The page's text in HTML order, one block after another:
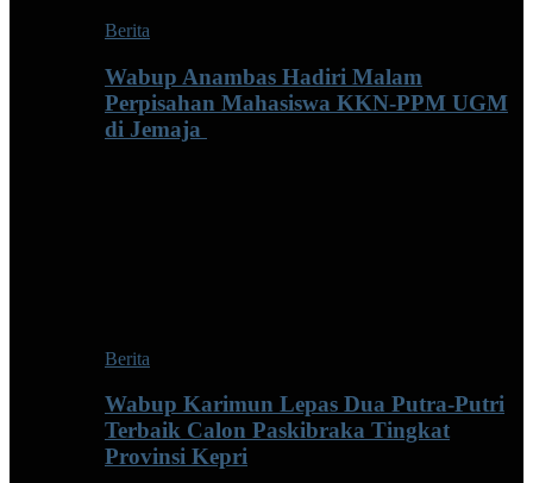
Berita
Wabup Anambas Hadiri Malam
Perpisahan Mahasiswa KKN-PPM UGM
di Jemaja ‎
Berita
Wabup Karimun Lepas Dua Putra-Putri
Terbaik Calon Paskibraka Tingkat
Provinsi Kepri